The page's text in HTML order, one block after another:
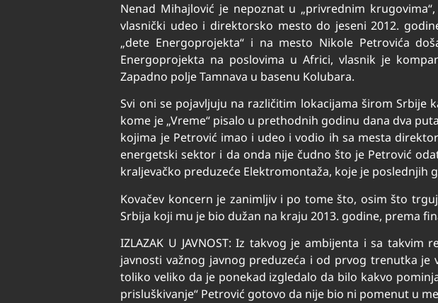
Nenad Mihajlović je nepoznat u „privrednim
vlasnički udeo i direktorsko mesto do jeseni 2012.
„dete Energoprojekta“ i na mesto Nikole Petrovića
Energoprojekta na poslovima u Africi, vlasnik je
Zapadno polje Tamnava u basenu Kolubara.
Svi oni se pojavljuju na različitim lokacijama širom
kome je „Vreme“ pisalo u prethodnih godinu dana dva
kojima je Petrović imao i udeo i vodio ih sa mesta
energetski sektor i da onda nije čudno što je Petrović
kraljevačko preduzeće Elektromontaža, koje je poslednjih
Kovačev koncern je zanimljiv i po tome što, osim što
Srbija koji mu je bio dužan na kraju 2013. godine, prema
IZLAZAK U JAVNOST: Iz takvog je ambijenta i sa
javnosti važnog javnog preduzeća i od prvog trenutka je
toliko veliko da je ponekad izgledalo da bilo kakvo
prisluškivanje“ Petrović gotovo da nije bio ni pomenut u